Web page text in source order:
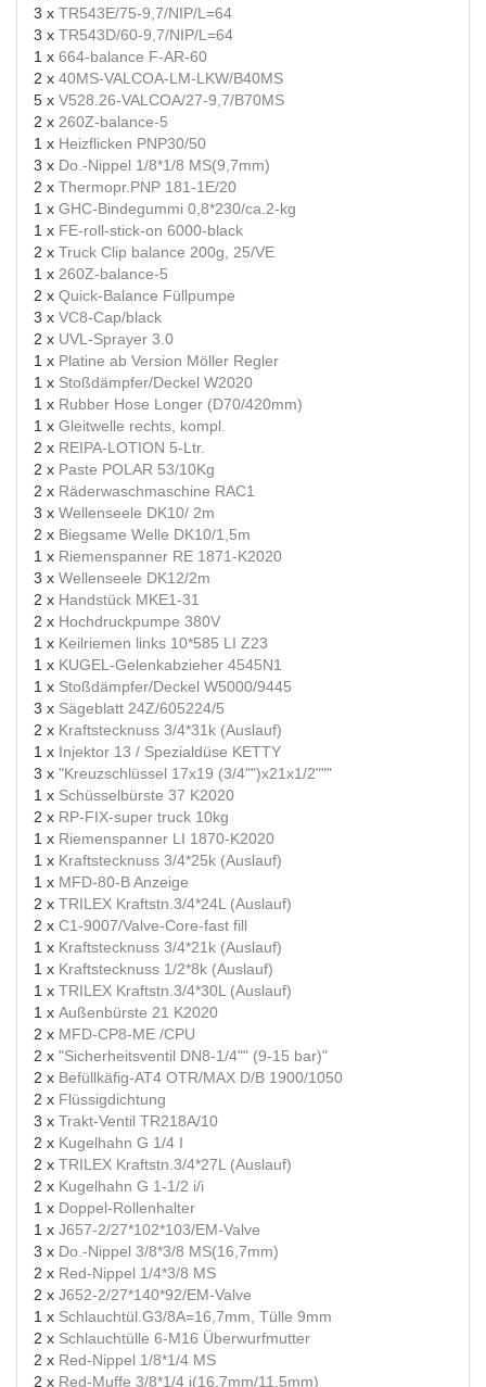
3 x TR543E/75-9,7/NIP/L=64
3 x TR543D/60-9,7/NIP/L=64
1 x 664-balance F-AR-60
2 x 40MS-VALCOA-LM-LKW/B40MS
5 x V528.26-VALCOA/27-9,7/B70MS
2 x 260Z-balance-5
1 x Heizflicken PNP30/50
3 x Do.-Nippel 1/8*1/8 MS(9,7mm)
2 x Thermopr.PNP 181-1E/20
1 x GHC-Bindegummi 0,8*230/ca.2-kg
1 x FE-roll-stick-on 6000-black
2 x Truck Clip balance 200g, 25/VE
1 x 260Z-balance-5
2 x Quick-Balance Füllpumpe
3 x VC8-Cap/black
2 x UVL-Sprayer 3.0
1 x Platine ab Version Möller Regler
1 x Stoßdämpfer/Deckel W2020
1 x Rubber Hose Longer (D70/420mm)
1 x Gleitwelle rechts, kompl.
2 x REIPA-LOTION 5-Ltr.
2 x Paste POLAR 53/10Kg
2 x Räderwaschmaschine RAC1
3 x Wellenseele DK10/ 2m
2 x Biegsame Welle DK10/1,5m
1 x Riemenspanner RE 1871-K2020
3 x Wellenseele DK12/2m
2 x Handstück MKE1-31
2 x Hochdruckpumpe 380V
1 x Keilriemen links 10*585 LI Z23
1 x KUGEL-Gelenkabzieher 4545N1
1 x Stoßdämpfer/Deckel W5000/9445
3 x Sägeblatt 24Z/605224/5
2 x Kraftstecknuss 3/4*31k (Auslauf)
1 x Injektor 13 / Spezialdüse KETTY
3 x "Kreuzschlüssel 17x19 (3/4"")x21x1/2"""
1 x Schüsselbürste 37 K2020
2 x RP-FIX-super truck 10kg
1 x Riemenspanner LI 1870-K2020
1 x Kraftstecknuss 3/4*25k (Auslauf)
1 x MFD-80-B Anzeige
2 x TRILEX Kraftstn.3/4*24L (Auslauf)
2 x C1-9007/Valve-Core-fast fill
1 x Kraftstecknuss 3/4*21k (Auslauf)
1 x Kraftstecknuss 1/2*8k (Auslauf)
1 x TRILEX Kraftstn.3/4*30L (Auslauf)
1 x Außenbürste 21 K2020
2 x MFD-CP8-ME /CPU
2 x "Sicherheitsventil DN8-1/4"" (9-15 bar)"
2 x Befüllkäfig-AT4 OTR/MAX D/B 1900/1050
2 x Flüssigdichtung
3 x Trakt-Ventil TR218A/10
2 x Kugelhahn G 1/4 I
2 x TRILEX Kraftstn.3/4*27L (Auslauf)
2 x Kugelhahn G 1-1/2 i/i
1 x Doppel-Rollenhalter
1 x J657-2/27*102*103/EM-Valve
3 x Do.-Nippel 3/8*3/8 MS(16,7mm)
2 x Red-Nippel 1/4*3/8 MS
2 x J652-2/27*140*92/EM-Valve
1 x Schlauchtül.G3/8A=16,7mm, Tülle 9mm
2 x Schlauchtülle 6-M16 Überwurfmutter
2 x Red-Nippel 1/8*1/4 MS
2 x Red-Muffe 3/8*1/4 i(16,7mm/11,5mm)